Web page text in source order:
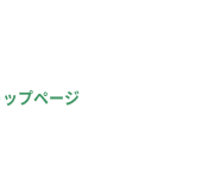
プページ